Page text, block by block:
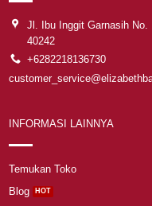
Jl. Ibu Inggit Garnasih No.
40242
+6282218136730
INFORMASI LAINNYA
Temukan Toko
Blog